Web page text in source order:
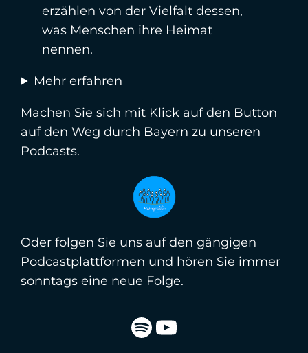
erzählen von der Vielfalt dessen,
was Menschen ihre Heimat
nennen.
Mehr erfahren
Machen Sie sich mit Klick auf den Button
auf den Weg durch Bayern zu unseren
Podcasts.
Oder folgen Sie uns auf den gängigen
Podcastplattformen und hören Sie immer
sonntags eine neue Folge.
Spotify
YouTube